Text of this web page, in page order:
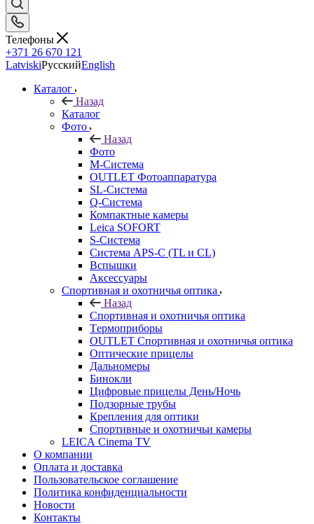
Телефоны
+371 26 670 121
LatviskiРусскийEnglish
Каталог
Назад
Каталог
Фото
Назад
Фото
M-Система
OUTLET Фотоаппаратура
SL-Система
Q-Cистема
Компактные камеры
Leica SOFORT
S-Система
Система APS-C (TL и CL)
Вспышки
Аксессуары
Спортивная и охотничья оптика
Назад
Спортивная и охотничья оптика
Tермоприборы
OUTLET Спортивная и охотничья оптика
Оптические прицелы
Дальномеры
Бинокли
Цифровые прицелы День/Ночь
Подзорные трубы
Крепления для оптики
Спортивные и охотничьи камеры
LEICA Cinema TV
О компании
Оплата и доставка
Пользовательское соглашение
Политика конфиденциальности
Новости
Контакты